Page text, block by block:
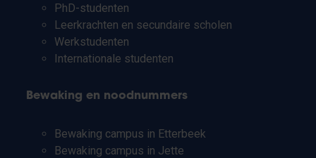
PhD-studenten
Leerkrachten en secundaire scholen
Werkstudenten
Internationale studenten
Bewaking en noodnummers
Bewaking campus in Etterbeek
Bewaking campus in Jette